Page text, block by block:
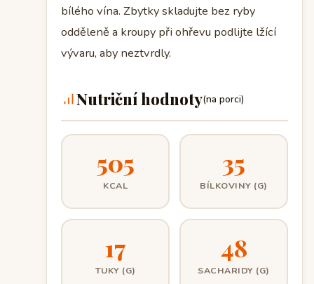
bílého vína. Zbytky skladujte bez ryby
odděleně a kroupy při ohřevu podlijte lžící
vývaru, aby neztvrdly.
Nutriční hodnoty(na porci)
505
KCAL
35
BÍLKOVINY (G)
17
TUKY (G)
48
SACHARIDY (G)